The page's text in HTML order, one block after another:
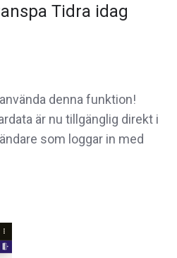
Tidra idag
denna funktion!
är nu tillgänglig direkt i
som loggar in med